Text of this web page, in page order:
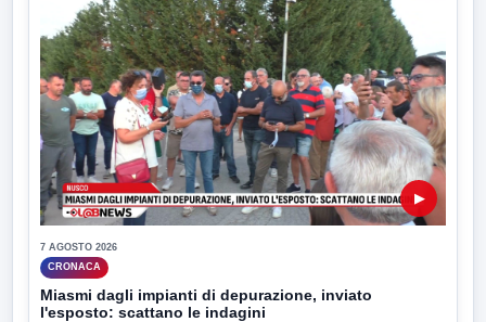
▶
7 AGOSTO 2026
CRONACA
Miasmi dagli impianti di depurazione, inviato
l'esposto: scattano le indagini